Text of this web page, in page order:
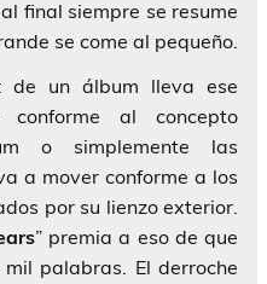
final siempre se resume
se come al pequeño.
de un álbum lleva ese
al concepto
o simplemente las
a mover conforme a los
por su lienzo exterior.
” premia a eso de que
palabras. El derroche